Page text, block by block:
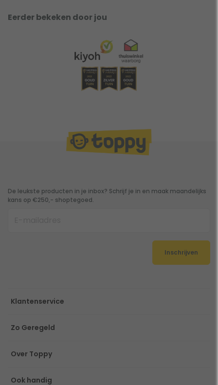
Natuurlijk zijn er ook een aantal gevallen die niet onder de
garantie vallen. De gevallen die niet onder de garantie van
Vervuiling en milieu
(On)opzettelijke schade en slijtage
Schade aan ritsen door verkeerd gebruik
mannelijke variant!
Eerder bekeken door jou
De leukste producten in je inbox? Schrijf je in en maak maandelijks
kans op €250,- shoptegoed.
Inschrijven
Klantenservice
Zo Geregeld
Over Toppy
Ook handig